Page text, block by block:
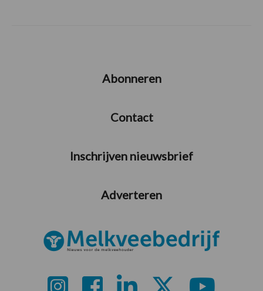
Abonneren
Contact
Inschrijven nieuwsbrief
Adverteren